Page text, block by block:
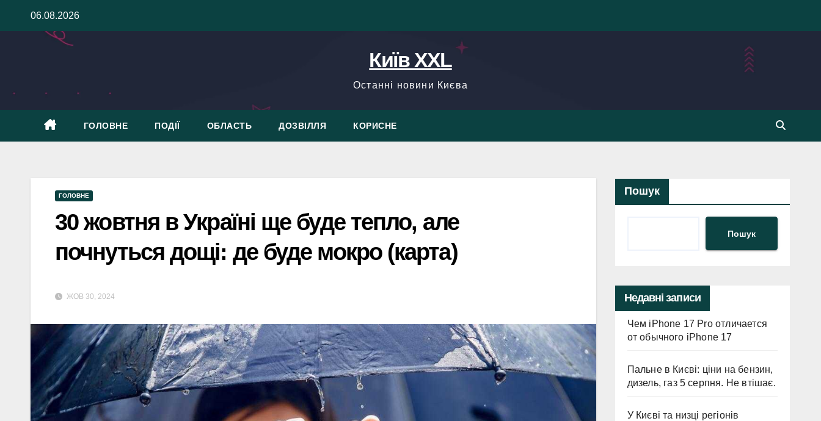
06.08.2026
Київ XXL
Останні новини Києва
ГОЛОВНЕ ПОДІЇ ОБЛАСТЬ ДОЗВІЛЛЯ КОРИСНЕ
ГОЛОВНЕ
30 жовтня в Україні ще буде тепло, але
почнуться дощі: де буде мокро (карта)
ЖОВ 30, 2024
Пошук
Пошук
Недавні записи
Чем iPhone 17 Pro отличается
от обычного iPhone 17
Пальне в Києві: ціни на бензин,
дизель, газ 5 серпня. Не втішає.
У Києві та низці регіонів